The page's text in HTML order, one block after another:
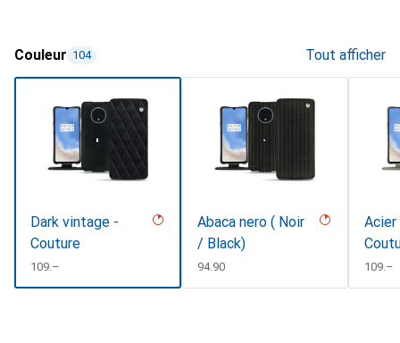
Couleur 104 Tout afficher
Dark vintage -
Couture
CHF
109.–
Abaca nero ( Noir
/ Black)
CHF
94.90 CHF
109.–